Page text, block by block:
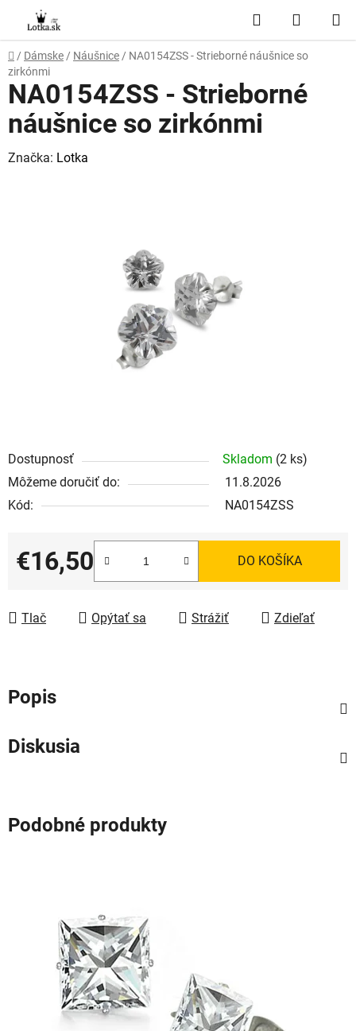
obsah
Hľadať
KOŠÍK
Domov
/ Dámske / Náušnice / NA0154ZSS - Strieborné náušnice so
zirkónmi
Dostupnosť Skladom (2 ks)
Môžeme doručiť do:
11.8.2026
Kód:
NA0154ZSS
€16,50
Jednotková cena:
DO KOŠÍKA
Tlač Opýtať sa Strážiť Zdieľať
NA0154ZSS - Strieborné
náušnice so zirkónmi
Značka: Lotka
Popis
Diskusia
Podobné produkty